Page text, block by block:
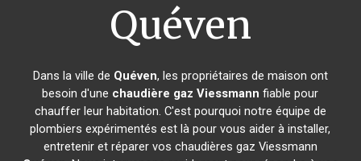
Quéven
Dans la ville de Quéven, les propriétaires de maison ont
besoin d'une chaudière gaz Viessmann fiable pour
chauffer leur habitation. C'est pourquoi notre équipe de
plombiers expérimentés est là pour vous aider à installer,
entretenir et réparer vos chaudières gaz Viessmann